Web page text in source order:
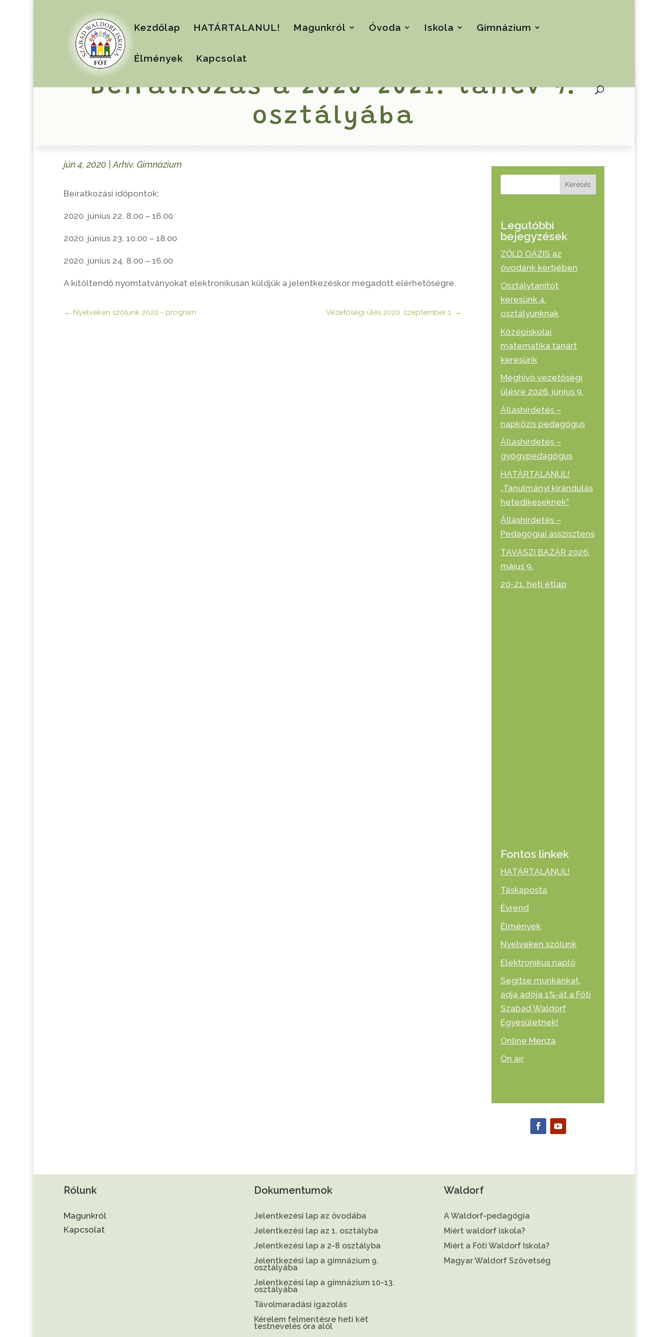
Kezdőlap HATÁRTALANUL! Magunkról Óvoda Iskola Gimnázium
Élmények Kapcsolat
Beiratkozás a 2020-2021. tanév 9.
osztályába
jún 4, 2020 Arhív, Gimnázium
Beiratkozási időpontok:
2020. június 22. 8.00 – 16.00
2020. június 23. 10.00 – 18.00
2020. június 24. 8.00 – 16.00
A kitöltendő nyomtatványokat elektronikusan küldjük a jelentkezéskor megadott elérhetőségre.
← Nyelveken szólunk 2020 - program Vezetőségi ülés 2020. szeptember 1. →
Keresés
Legutóbbi
bejegyzések
ZÖLD OÁZIS az
óvodánk kertjében
Osztálytanítót
keresünk 4.
osztályunknak
Középiskolai
matematika tanárt
keresünk
Meghívó vezetőségi
ülésre 2026. június 9.
Álláshirdetés –
napközis pedagógus
Álláshirdetés –
gyógypedagógus
HATÁRTALANUL!
„Tanulmányi kirándulás
hetedikeseknek”
Álláshirdetés –
Pedagógiai asszisztens
TAVASZI BAZÁR 2026.
május 9.
20-21. heti étlap
Fontos linkek
HATÁRTALANUL!
Táskaposta
Évrend
Élmények
Nyelveken szólunk
Elektronikus napló
Segítse munkánkat,
adja adója 1%-át a Fóti
Szabad Waldorf
Egyesületnek!
Online Menza
On air
Rólunk
Magunkról
Kapcsolat
Dokumentumok
Jelentkezési lap az óvodába
Jelentkezési lap az 1. osztályba
Jelentkezési lap a 2-8 osztályba
Jelentkezési lap a gimnázium 9.
osztályába
Jelentkezési lap a gimnázium 10-13.
osztályába
Távolmaradási igazolás
Kérelem felmentésre heti két
testnevelés óra alól
Waldorf
A Waldorf-pedagógia
Miért waldorf iskola?
Miért a Fóti Waldorf Iskola?
Magyar Waldorf Szövetség